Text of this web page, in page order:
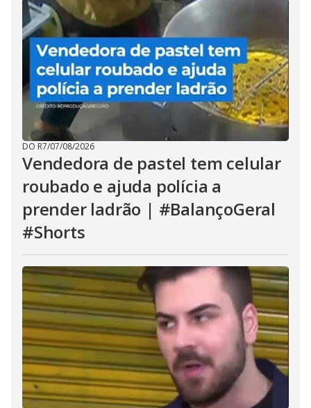
DO R7/07/08/2026
Vendedora de pastel tem celular
roubado e ajuda polícia a
prender ladrão | #BalançoGeral
#Shorts